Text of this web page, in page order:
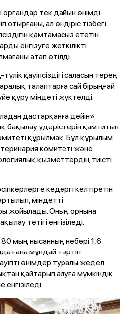
органдар тек дайын өнімді
отырғаны, ал өндіріс тізбегі
қамтамасыз ететін
енгізуге жеткілікті
атап өтілді.
қауіпсіздігі саласын терең
талаптарға сай бірыңғай
құру міндеті жүктелді.
дастарқанға дейін»
бақылау үдерістерін қамтитын
құрылмақ. Бұл құрылым
комитеті және
қызметтердің тиісті
кедергі келтіретін
міндетті
жойылады. Оның орнына
тетігі енгізіледі.
мың нысанның небәрі 1,6
ғана мұндай тәртіп
өнімдер туралы жедел
қайтарып алуға мүмкіндік